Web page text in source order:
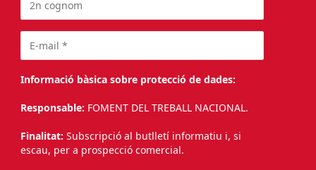
Informació bàsica sobre protecció de dades:
Responsable: FOMENT DEL TREBALL NACIONAL.
Finalitat: Subscripció al butlletí informatiu i, si
escau, per a prospecció comercial.